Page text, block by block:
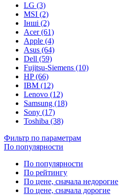
LG (3)
MSI (2)
Інші (2)
Acer (61)
Apple (4)
Asus (64)
Dell (59)
Fujitsu-Siemens (10)
HP (66)
IBM (12)
Lenovo (12)
Samsung (18)
Sony (17)
Toshiba (38)
Фильтр по параметрам
По популярности
По популярности
По рейтингу
По цене, сначала недорогие
По цене, сначала дорогие